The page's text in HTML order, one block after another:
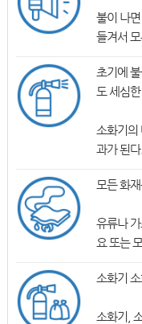
불이 나
들겨서
초기에
도 세심
소화기의
과가 된다.
모든 화
유류나
요 또는
소화기
소화기,